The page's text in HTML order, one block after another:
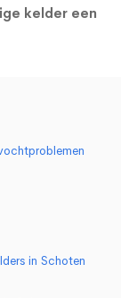
kelder een
in Schoten